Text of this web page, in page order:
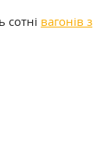
сотні вагонів з